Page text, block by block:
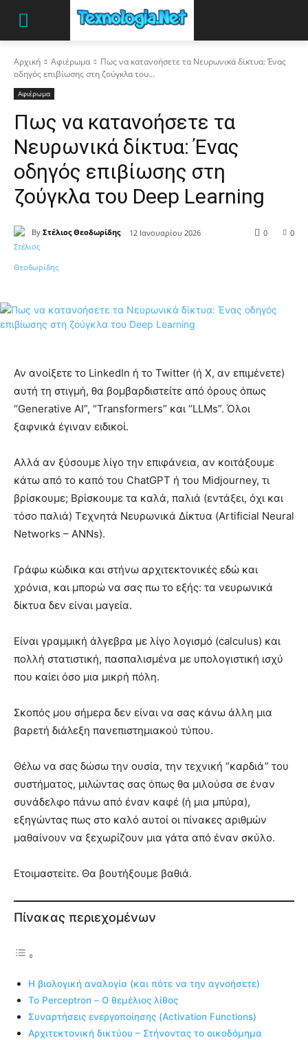
Αρχική Αφιέρωμα
Πως να κατανοήσετε τα Νευρωνικά δίκτυα: Ένας
οδηγός επιβίωσης στη ζούγκλα του...
Αφιέρωμα
Πως να κατανοήσετε τα
Νευρωνικά δίκτυα: Ένας
οδηγός επιβίωσης στη
ζούγκλα του Deep Learning
By Στέλιος Θεοδωρίδης 12 Ιανουαρίου 2026 0
0
Αν ανοίξετε το LinkedIn ή το Twitter (ή X, αν επιμένετε)
αυτή τη στιγμή, θα βομβαρδιστείτε από όρους όπως
“Generative AI”, “Transformers” και “LLMs”. Όλοι
ξαφνικά έγιναν ειδικοί.
Αλλά αν ξύσουμε λίγο την επιφάνεια, αν κοιτάξουμε
κάτω από το καπό του ChatGPT ή του Midjourney, τι
βρίσκουμε; Βρίσκουμε τα καλά, παλιά (εντάξει, όχι και
τόσο παλιά) Τεχνητά Νευρωνικά Δίκτυα (Artificial Neural
Networks – ANNs).
Γράφω κώδικα και στήνω αρχιτεκτονικές εδώ και
χρόνια, και μπορώ να σας πω το εξής: τα νευρωνικά
δίκτυα δεν είναι μαγεία.
Είναι γραμμική άλγεβρα με λίγο λογισμό (calculus) και
πολλή στατιστική, πασπαλισμένα με υπολογιστική ισχύ
που καίει όσο μια μικρή πόλη.
Σκοπός μου σήμερα δεν είναι να σας κάνω άλλη μια
βαρετή διάλεξη πανεπιστημιακού τύπου.
Θέλω να σας δώσω την ουσία, την τεχνική “καρδιά” του
συστήματος, μιλώντας σας όπως θα μιλούσα σε έναν
συνάδελφο πάνω από έναν καφέ (ή μια μπύρα),
εξηγώντας πως στο καλό αυτοί οι πίνακες αριθμών
μαθαίνουν να ξεχωρίζουν μια γάτα από έναν σκύλο.
Ετοιμαστείτε. Θα βουτήξουμε βαθιά.
Πίνακας περιεχομένων
Η βιολογική αναλογία (και πότε να την αγνοήσετε)
Το Perceptron – Ο θεμέλιος λίθος
Συναρτήσεις ενεργοποίησης (Activation Functions)
Αρχιτεκτονική δικτύου – Στήνοντας το οικοδόμημα